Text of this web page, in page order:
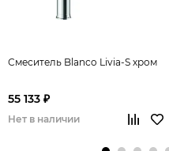
Смеситель Blanco Livia-S хром
55 133 ₽
Нет в наличии